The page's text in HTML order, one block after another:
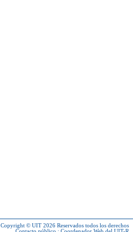
Copyright © UIT 2026 Reservados todos los derechos